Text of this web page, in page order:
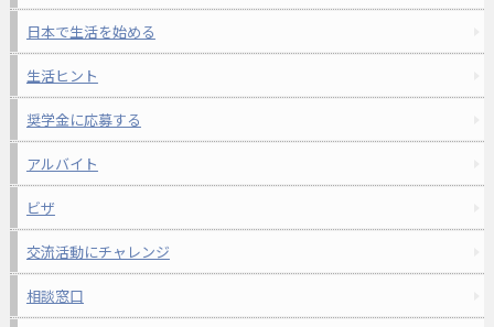
日本で生活を始める
生活ヒント
奨学金に応募する
アルバイト
ビザ
交流活動にチャレンジ
相談窓口